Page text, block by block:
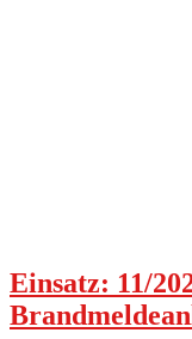
Einsatz: 11/